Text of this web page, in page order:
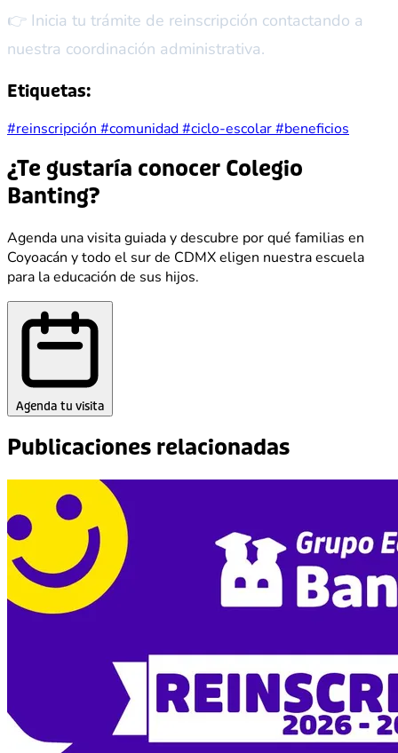
👉 Inicia tu trámite de reinscripción contactando a
nuestra coordinación administrativa.
Etiquetas:
#reinscripción #comunidad#ciclo-escolar#beneficios
¿Te gustaría conocer Colegio
Banting?
Agenda una visita guiada y descubre por qué familias en
Coyoacán y todo el sur de CDMX eligen nuestra escuela
para la educación de sus hijos.
Agenda tu visita
Publicaciones relacionadas